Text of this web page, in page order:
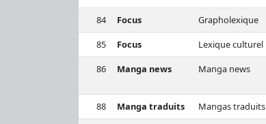
84
Focus Grapholexique
85
Focus Lexique culturel
86
Manga news Manga news
88
Manga traduits
Mangas traduits